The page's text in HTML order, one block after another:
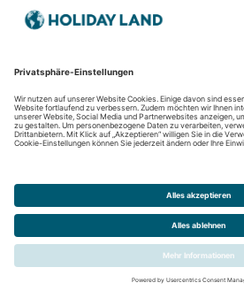
Reisehinweise
Reisemonitor
Online Check-In Informationen
Aktuelles
Newsletter
Folgen Sie uns auf: